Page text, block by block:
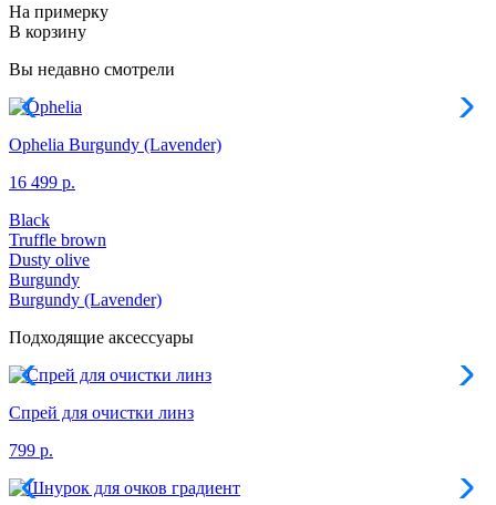
На примерку
В корзину
Вы недавно смотрели
Ophelia Burgundy (Lavender)
16 499 р.
Black
Truffle brown
Dusty olive
Burgundy
Burgundy (Lavender)
Подходящие аксессуары
Спрей для очистки линз
799 р.